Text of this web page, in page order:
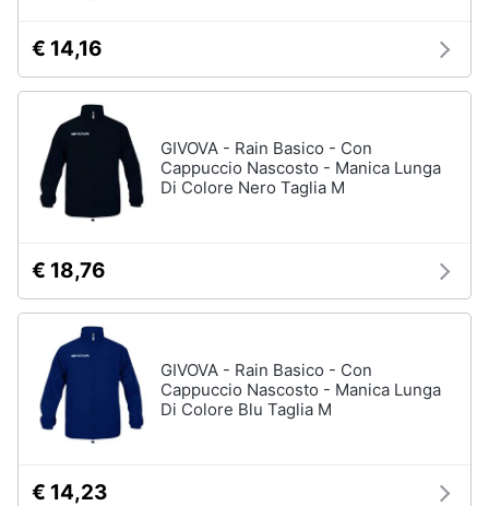
Giocattoli
Prima
infanzia
Fotografia
Abbigliamento
Sport
Animali
Scarpe
Sneakers
Scarpe
nike
Anfibi
tutti
Accessori
Sigaretta
elettronica
€ 14,16
GIVOVA - Rain Basico - Con
Cappuccio Nascosto - Manica Lunga
Di Colore Nero Taglia M
€ 18,76
GIVOVA - Rain Basico - Con
Cappuccio Nascosto - Manica Lunga
Di Colore Blu Taglia M
€ 14,23